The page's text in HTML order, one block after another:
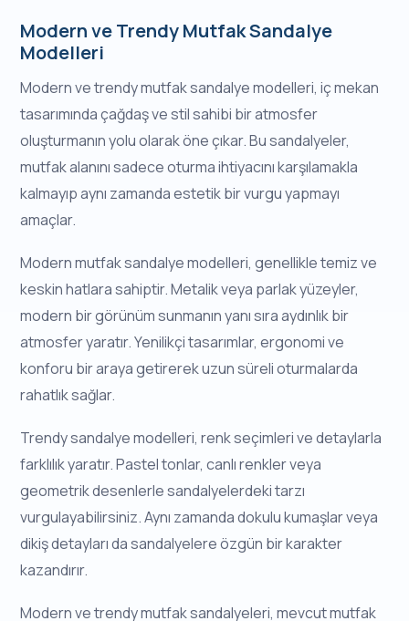
Modern ve Trendy Mutfak Sandalye
Modelleri
Modern ve trendy mutfak sandalye modelleri, iç mekan
tasarımında çağdaş ve stil sahibi bir atmosfer
oluşturmanın yolu olarak öne çıkar. Bu sandalyeler,
mutfak alanını sadece oturma ihtiyacını karşılamakla
kalmayıp aynı zamanda estetik bir vurgu yapmayı
amaçlar.
Modern mutfak sandalye modelleri, genellikle temiz ve
keskin hatlara sahiptir. Metalik veya parlak yüzeyler,
modern bir görünüm sunmanın yanı sıra aydınlık bir
atmosfer yaratır. Yenilikçi tasarımlar, ergonomi ve
konforu bir araya getirerek uzun süreli oturmalarda
rahatlık sağlar.
Trendy sandalye modelleri, renk seçimleri ve detaylarla
farklılık yaratır. Pastel tonlar, canlı renkler veya
geometrik desenlerle sandalyelerdeki tarzı
vurgulayabilirsiniz. Aynı zamanda dokulu kumaşlar veya
dikiş detayları da sandalyelere özgün bir karakter
kazandırır.
Modern ve trendy mutfak sandalyeleri, mevcut mutfak